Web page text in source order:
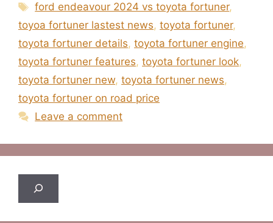
Tags
ford endeavour 2024 vs toyota fortuner,
toyoa fortuner lastest news, toyota fortuner,
toyota fortuner details, toyota fortuner engine,
toyota fortuner features, toyota fortuner look,
toyota fortuner new, toyota fortuner news,
toyota fortuner on road price
Leave a comment
Search